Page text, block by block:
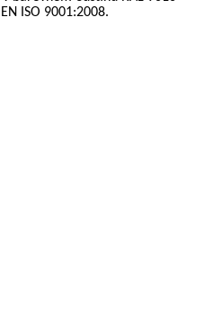
EN ISO 9001:2008.